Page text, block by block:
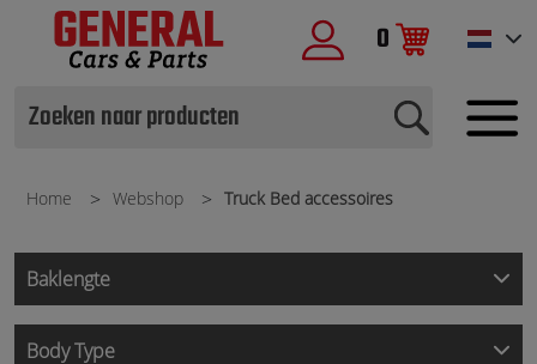
0
Home Webshop Truck Bed accessoires
Baklengte
Body Type